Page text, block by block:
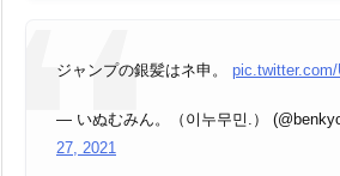
ジャンプの銀髪はネ申。
— いぬむみん。（이누무민.）
27, 2021